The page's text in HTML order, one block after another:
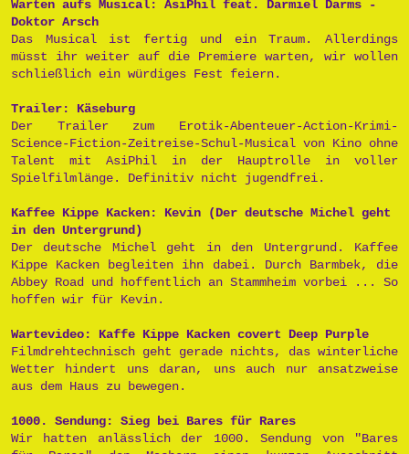
Warten aufs Musical: AsiPhil feat. Darmiel Darms -
Doktor Arsch
Das Musical ist fertig und ein Traum. Allerdings
müsst ihr weiter auf die Premiere warten, wir wollen
schließlich ein würdiges Fest feiern.
Trailer: Käseburg
Der Trailer zum Erotik-Abenteuer-Action-Krimi-
Science-Fiction-Zeitreise-Schul-Musical von Kino ohne
Talent mit AsiPhil in der Hauptrolle in voller
Spielfilmlänge. Definitiv nicht jugendfrei.
Kaffee Kippe Kacken: Kevin (Der deutsche Michel geht
in den Untergrund)
Der deutsche Michel geht in den Untergrund. Kaffee
Kippe Kacken begleiten ihn dabei. Durch Barmbek, die
Abbey Road und hoffentlich an Stammheim vorbei ... So
hoffen wir für Kevin.
Wartevideo: Kaffe Kippe Kacken covert Deep Purple
Filmdrehtechnisch geht gerade nichts, das winterliche
Wetter hindert uns daran, uns auch nur ansatzweise
aus dem Haus zu bewegen.
1000. Sendung: Sieg bei Bares für Rares
Wir hatten anlässlich der 1000. Sendung von "Bares